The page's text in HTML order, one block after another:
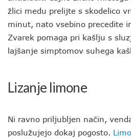
žlici medu prelijte s skodelico
minut, nato vsebino precedite
Zvarek pomaga pri kašlju s
lajšanje simptomov suhega
Lizanje limone
Ni ravno priljubljen način,
poslužujejo dokaj pogosto.